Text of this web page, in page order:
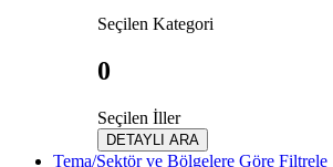
Seçilen Kategori
0
Seçilen İller
DETAYLI ARA
Tema/Sektör ve Bölgelere Göre Filtrele